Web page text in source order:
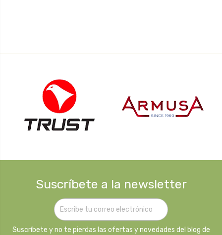
Suscríbete a la newsletter
Suscríbete y no te pierdas las ofertas y novedades del blog de